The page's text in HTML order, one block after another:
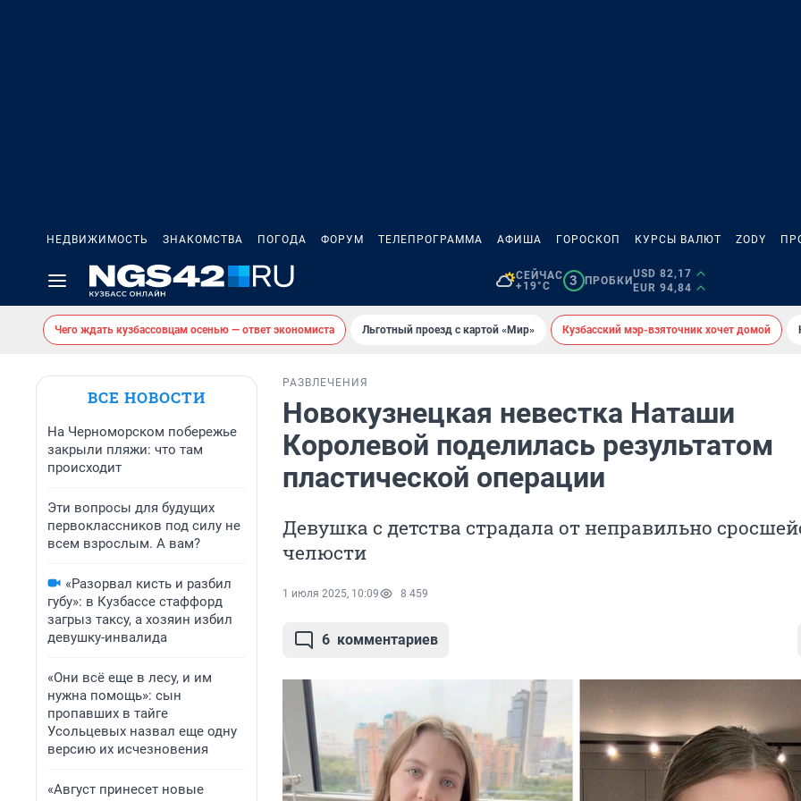
НЕДВИЖИМОСТЬ ЗНАКОМСТВА ПОГОДА ФОРУМ ТЕЛЕПРОГРАММА АФИША ГОРОСКОП КУРСЫ ВАЛЮТ ZODY
СЕЙЧАС
+19°C
3 ПРОБКИ
USD 82,17
EUR 94,84
Чего ждать кузбассовцам осенью — ответ экономиста Льготный проезд с картой «Мир» Кузбасский мэр-взяточник хочет домой
ВСЕ НОВОСТИ
На Черноморском побережье
закрыли пляжи: что там
происходит
Эти вопросы для будущих
первоклассников под силу не
всем взрослым. А вам?
«Разорвал кисть и разбил
губу»: в Кузбассе стаффорд
загрыз таксу, а хозяин избил
девушку-инвалида
«Они всё еще в лесу, и им
нужна помощь»: сын
пропавших в тайге
Усольцевых назвал еще одну
версию их исчезновения
«Август принесет новые
РАЗВЛЕЧЕНИЯ
Новокузнецкая невестка Наташи
Королевой поделилась результатом
пластической операции
Девушка с детства страдала от неправильно
челюсти
1 июля 2025, 10:09 8 459
6 комментариев